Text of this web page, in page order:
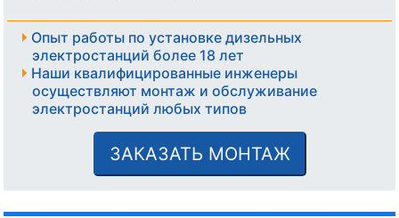
Опыт работы по установке дизельных
электростанций более 18 лет
Наши квалифицированные инженеры
осуществляют монтаж и обслуживание
электростанций любых типов
ЗАКАЗАТЬ МОНТАЖ